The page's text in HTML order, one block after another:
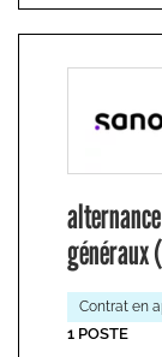
généraux
Contrat en
1 POSTE